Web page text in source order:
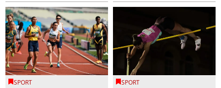
SPORT SPORT